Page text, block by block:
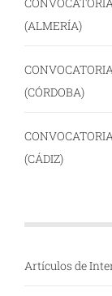
(ALMERÍA)
(CÓRDOBA)
(CÁDIZ)
Artículos de